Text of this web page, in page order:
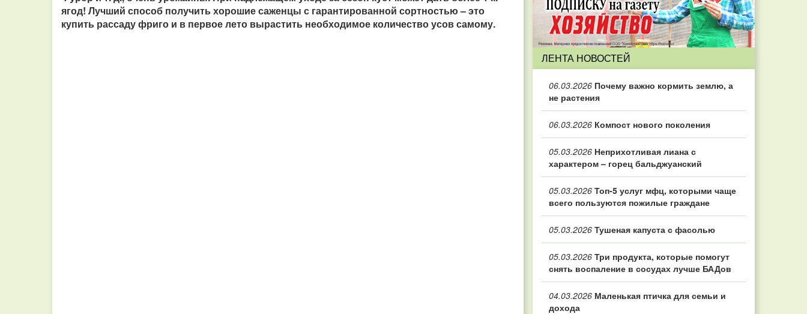
ягод! Лучший способ получить хорошие саженцы с гарантированной сортностью – это
купить рассаду фриго и в первое лето вырастить необходимое количество усов самому.
ЛЕНТА НОВОСТЕЙ
06.03.2026 Почему важно кормить землю, а
не растения
06.03.2026 Компост нового поколения
05.03.2026 Неприхотливая лиана с
характером – горец бальджуанский
05.03.2026 Топ‑5 услуг мфц, которыми чаще
всего пользуются пожилые граждане
05.03.2026 Тушеная капуста с фасолью
05.03.2026 Три продукта, которые помогут
снять воспаление в сосудах лучше БАДов
04.03.2026 Маленькая птичка для семьи и
дохода